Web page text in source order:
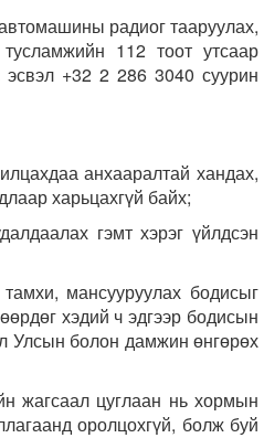
радиог тааруулах,
112 тоот утсаар
эсвэл +32 2 286 3040 суурин
анхааралтай хандах,
харьцахгүй байх;
гэмт хэрэг үйлдсэн
мансууруулах бодисыг
хэдий ч эдгээр бодисын
Улсын болон дамжин өнгөрөх
жагсаал цуглаан нь хормын
оролцохгүй, болж буй